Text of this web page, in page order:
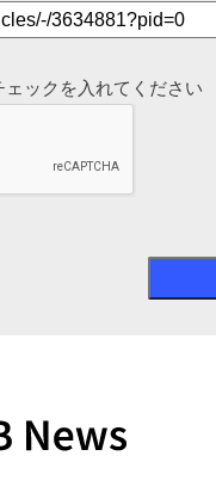
ックを入れてください